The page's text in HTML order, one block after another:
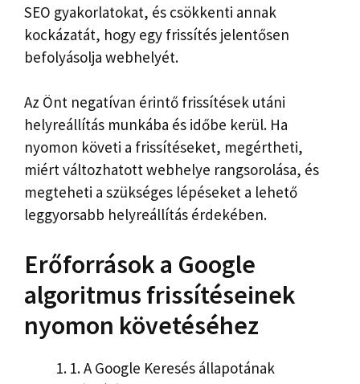
SEO gyakorlatokat, és csökkenti annak
kockázatát, hogy egy frissítés jelentősen
befolyásolja webhelyét.
Az Önt negatívan érintő frissítések utáni
helyreállítás munkába és időbe kerül. Ha
nyomon követi a frissítéseket, megértheti,
miért változhatott webhelye rangsorolása, és
megteheti a szükséges lépéseket a lehető
leggyorsabb helyreállítás érdekében.
Erőforrások a Google
algoritmus frissítéseinek
nyomon követéséhez
1.A Google Keresés állapotának